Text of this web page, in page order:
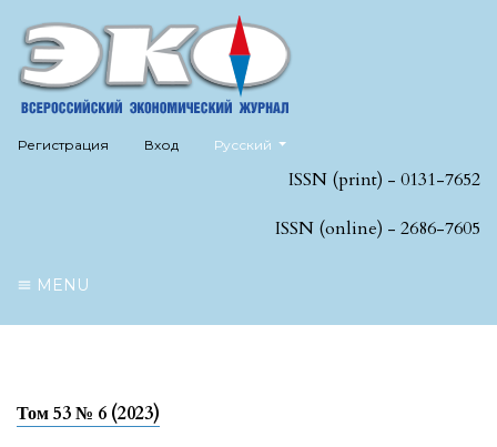
Регистрация Вход Русский
ISSN (print) - 0131-7652
ISSN (online) - 2686-7605
MENU
Том 53 № 6 (2023)